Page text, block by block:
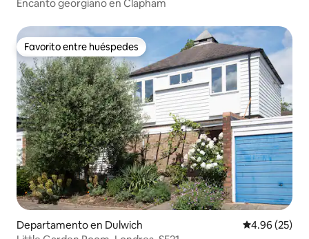
Encanto georgiano en Clapham
Favorito entre huéspedes
Favorito entre huéspedes
Departamento en Dulwich Calificación
4.96 (25)